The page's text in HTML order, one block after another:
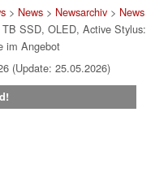
> News> Newsarchiv> News
SSD, OLED, Active Stylus:
im Angebot
(Update: 25.05.2026)